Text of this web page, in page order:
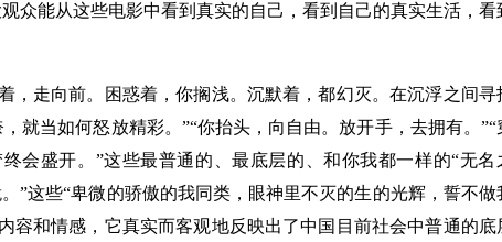
众能从这些电影中看到真实的自己，看到自己的真实生活，看
走向前。困惑着，你搁浅。沉默着，都幻灭。在沉浮之间寻
就当如何怒放精彩。”“你抬头，向自由。放开手，去拥有。”“
会盛开。”这些最普通的、最底层的、和你我都一样的“无名
”这些“卑微的骄傲的我同类，眼神里不灭的生的光辉，誓不做
容和情感，它真实而客观地反映出了中国目前社会中普通的底